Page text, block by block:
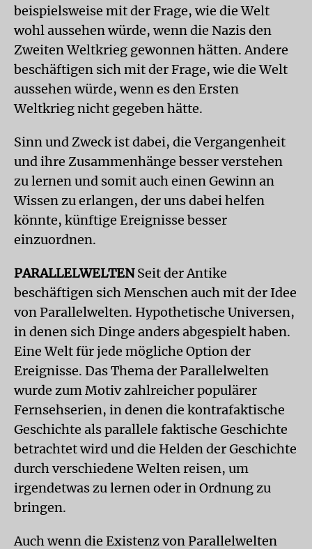
beispielsweise mit der Frage, wie die Welt
wohl aussehen würde, wenn die Nazis den
Zweiten Weltkrieg gewonnen hätten. Andere
beschäftigen sich mit der Frage, wie die Welt
aussehen würde, wenn es den Ersten
Weltkrieg nicht gegeben hätte.
Sinn und Zweck ist dabei, die Vergangenheit
und ihre Zusammenhänge besser verstehen
zu lernen und somit auch einen Gewinn an
Wissen zu erlangen, der uns dabei helfen
könnte, künftige Ereignisse besser
einzuordnen.
PARALLELWELTENSeit der Antike
beschäftigen sich Menschen auch mit der Idee
von Parallelwelten. Hypothetische Universen,
in denen sich Dinge anders abgespielt haben.
Eine Welt für jede mögliche Option der
Ereignisse. Das Thema der Parallelwelten
wurde zum Motiv zahlreicher populärer
Fernsehserien, in denen die kontrafaktische
Geschichte als parallele faktische Geschichte
betrachtet wird und die Helden der Geschichte
durch verschiedene Welten reisen, um
irgendetwas zu lernen oder in Ordnung zu
bringen.
Auch wenn die Existenz von Parallelwelten